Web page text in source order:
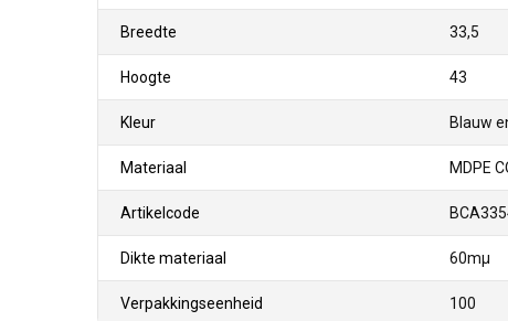
Breedte 33,5
Hoogte 43
Kleur Blauw
Materiaal MDPE
Artikelcode
Dikte materiaal 60mµ
Verpakkingseenheid 100